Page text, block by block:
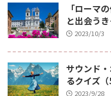
「ローマ
と出会う
2023/10/3
サウンド
るクイズ（
2023/9/28